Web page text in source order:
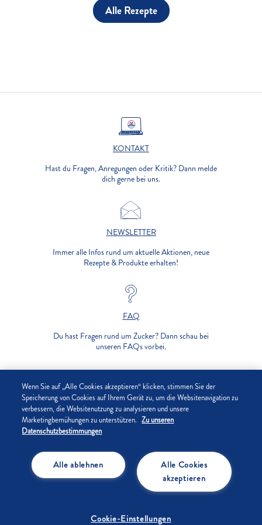
Alle Rezepte
KONTAKT
Hast du Fragen, Anregungen oder Kritik? Dann melde
dich gerne bei uns.
NEWSLETTER
Immer alle Infos rund um aktuelle Aktionen, neue
Rezepte & Produkte erhalten!
FAQ
Du hast Fragen rund um Zucker? Dann schau bei
unseren FAQs vorbei.
UNTERNEHMEN
DATENSCHUTZ
COOKIE-EINSTELLUNGEN
Wenn Sie auf „Alle Cookies akzeptieren“ klicken, stimmen Sie der
Speicherung von Cookies auf Ihrem Gerät zu, um die Websitenavigation zu
verbessern, die Websitenutzung zu analysieren und unsere
Marketingbemühungen zu unterstützen. Zu unseren
Datenschutzbestimmungen
Alle Cookies
akzeptieren
Alle ablehnen
Cookie-Einstellungen